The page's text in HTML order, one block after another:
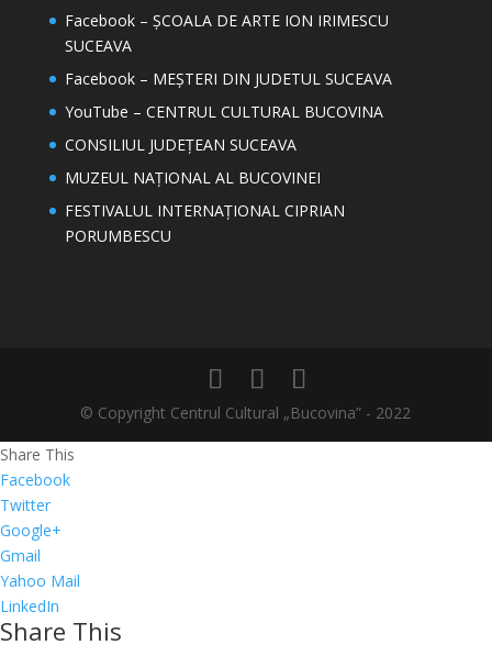
Facebook – ȘCOALA DE ARTE ION IRIMESCU
SUCEAVA
Facebook – MEȘTERI DIN JUDETUL SUCEAVA
YouTube – CENTRUL CULTURAL BUCOVINA
CONSILIUL JUDEȚEAN SUCEAVA
MUZEUL NAȚIONAL AL BUCOVINEI
FESTIVALUL INTERNAȚIONAL CIPRIAN
PORUMBESCU
© Copyright Centrul Cultural „Bucovina” - 2022
Share This
Facebook
Twitter
Google+
Gmail
Yahoo Mail
LinkedIn
Share This